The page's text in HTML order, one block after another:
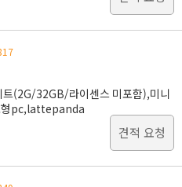
트(2G/32GB/라이센스 미포함),미니
형pc,lattepanda
견적 요청